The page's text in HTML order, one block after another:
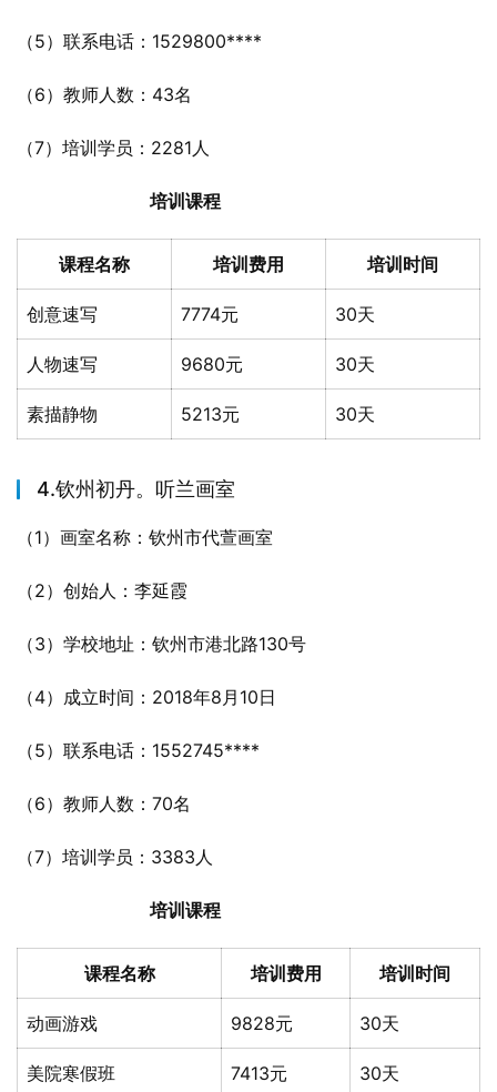
（5）联系电话：1529800****
（6）教师人数：43名
（7）培训学员：2281人
培训课程
课程名称 培训费用 培训时间
创意速写 7774元 30天
人物速写 9680元 30天
素描静物 5213元 30天
4.钦州初丹。听兰画室
（1）画室名称：钦州市代萱画室
（2）创始人：李延霞
（3）学校地址：钦州市港北路130号
（4）成立时间：2018年8月10日
（5）联系电话：1552745****
（6）教师人数：70名
（7）培训学员：3383人
培训课程
课程名称 培训费用 培训时间
动画游戏 9828元 30天
美院寒假班 7413元 30天